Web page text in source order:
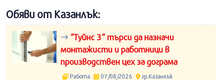
Обяви от Казанлък:
“Туйнс 3“ търси да назначи
монтажисти и работници в
производствен цех за дограма
Работа 07/08/2026 гр.Казанлък